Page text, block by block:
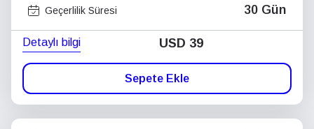
Geçerlilik Süresi 30 Gün
Detaylı bilgi USD 39
Sepete Ekle